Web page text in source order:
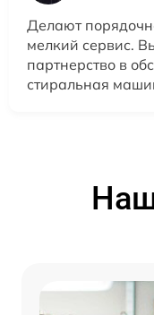
Делают
мелкий сервис.
партнерство в
стиральная